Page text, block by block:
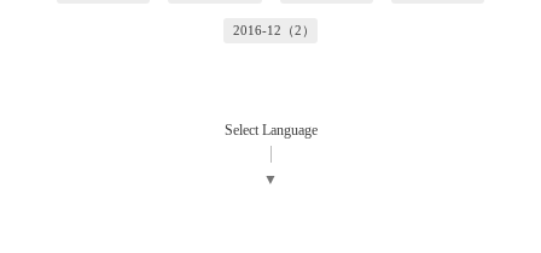
2016-12（2）
Select Language
▼